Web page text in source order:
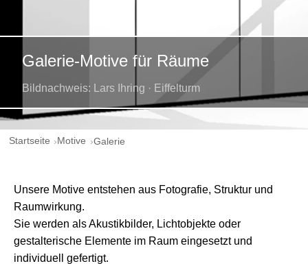
Galerie-Motive für Räume
Bildnachweis: Lars Ihring · Eiffelturm
Startseite Motive Galerie
Unsere Motive entstehen aus Fotografie, Struktur und
Raumwirkung.
Sie werden als Akustikbilder, Lichtobjekte oder
gestalterische Elemente im Raum eingesetzt und
individuell gefertigt.